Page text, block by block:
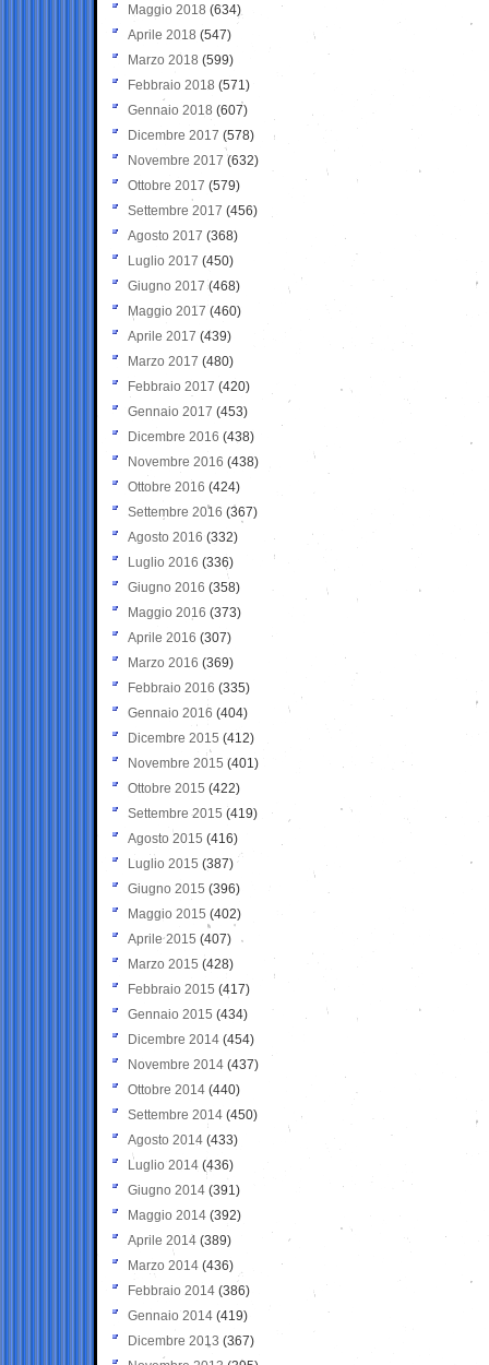
Maggio 2018 (634)
Aprile 2018 (547)
Marzo 2018 (599)
Febbraio 2018 (571)
Gennaio 2018 (607)
Dicembre 2017 (578)
Novembre 2017 (632)
Ottobre 2017 (579)
Settembre 2017 (456)
Agosto 2017 (368)
Luglio 2017 (450)
Giugno 2017 (468)
Maggio 2017 (460)
Aprile 2017 (439)
Marzo 2017 (480)
Febbraio 2017 (420)
Gennaio 2017 (453)
Dicembre 2016 (438)
Novembre 2016 (438)
Ottobre 2016 (424)
Settembre 2016 (367)
Agosto 2016 (332)
Luglio 2016 (336)
Giugno 2016 (358)
Maggio 2016 (373)
Aprile 2016 (307)
Marzo 2016 (369)
Febbraio 2016 (335)
Gennaio 2016 (404)
Dicembre 2015 (412)
Novembre 2015 (401)
Ottobre 2015 (422)
Settembre 2015 (419)
Agosto 2015 (416)
Luglio 2015 (387)
Giugno 2015 (396)
Maggio 2015 (402)
Aprile 2015 (407)
Marzo 2015 (428)
Febbraio 2015 (417)
Gennaio 2015 (434)
Dicembre 2014 (454)
Novembre 2014 (437)
Ottobre 2014 (440)
Settembre 2014 (450)
Agosto 2014 (433)
Luglio 2014 (436)
Giugno 2014 (391)
Maggio 2014 (392)
Aprile 2014 (389)
Marzo 2014 (436)
Febbraio 2014 (386)
Gennaio 2014 (419)
Dicembre 2013 (367)